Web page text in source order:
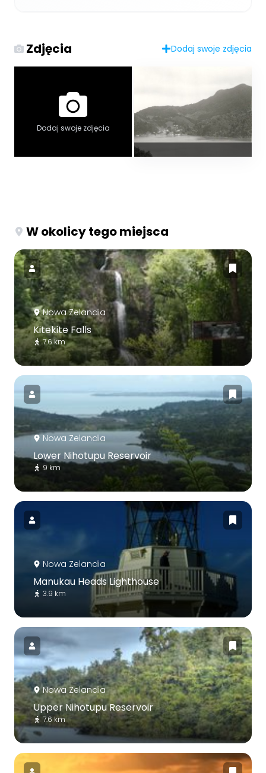
Zdjęcia Dodaj swoje zdjęcia
Dodaj swoje zdjęcia
W okolicy tego miejsca
Nowa Zelandia
Kitekite Falls
7.6 km
Nowa Zelandia
Lower Nihotupu Reservoir
9 km
Nowa Zelandia
Manukau Heads Lighthouse
3.9 km
Nowa Zelandia
Upper Nihotupu Reservoir
7.6 km